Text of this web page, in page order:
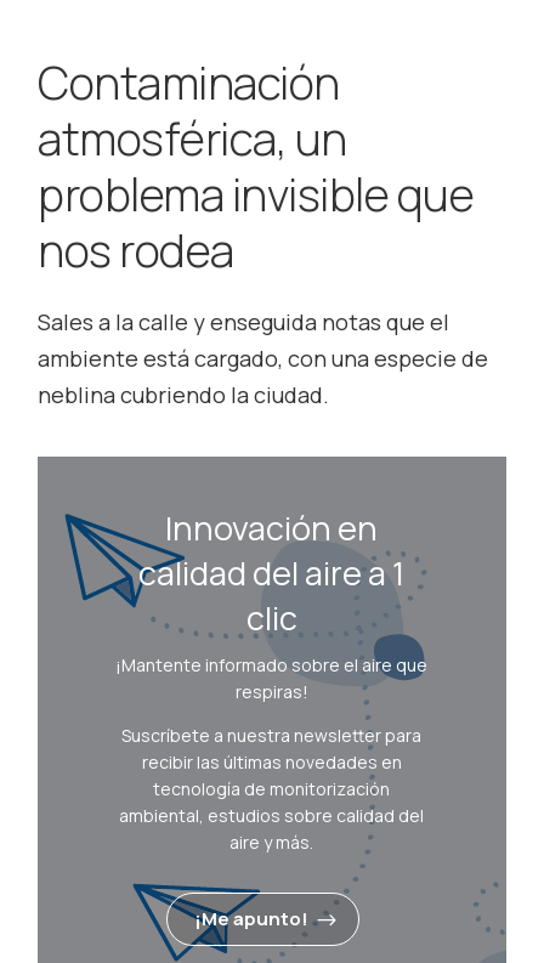
Contaminación
atmosférica, un
problema invisible que
nos rodea
Sales a la calle y enseguida notas que el
ambiente está cargado, con una especie de
neblina cubriendo la ciudad.
Innovación en
calidad del aire a 1
clic
¡Mantente informado sobre el aire que
respiras!
Suscríbete a nuestra newsletter para
recibir las últimas novedades en
tecnología de monitorización
ambiental, estudios sobre calidad del
aire y más.
¡Me apunto!